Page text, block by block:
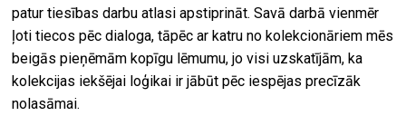
patur tiesības darbu atlasi apstiprināt. Savā darbā vienmēr
ļoti tiecos pēc dialoga, tāpēc ar katru no kolekcionāriem mēs
beigās pieņēmām kopīgu lēmumu, jo visi uzskatījām, ka
kolekcijas iekšējai loģikai ir jābūt pēc iespējas precīzāk
nolasāmai.